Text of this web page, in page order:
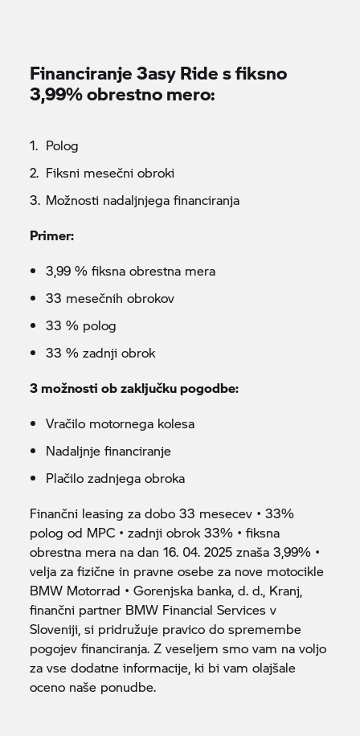
Financiranje3asy Rides fiksno
3,99% obrestno mero:
Polog
Fiksni mesečni obroki
Možnosti nadaljnjega financiranja
Primer:
3,99 % fiksna obrestna mera
33 mesečnih obrokov
33 % polog
33 % zadnji obrok
3 možnosti ob zaključku pogodbe:
Vračilo motornega kolesa
Nadaljnje financiranje
Plačilo zadnjega obroka
Finančni leasing za dobo 33 mesecev • 33%
polog od MPC • zadnji obrok 33% • fiksna
obrestna mera na dan 16. 04. 2025 znaša 3,99% •
velja za fizične in pravne osebe za nove motocikle
BMW Motorrad • Gorenjska banka, d. d., Kranj,
finančni partner BMW Financial Services v
Sloveniji, si pridružuje pravico do spremembe
pogojev financiranja. Z veseljem smo vam na voljo
za vse dodatne informacije, ki bi vam olajšale
oceno naše ponudbe.